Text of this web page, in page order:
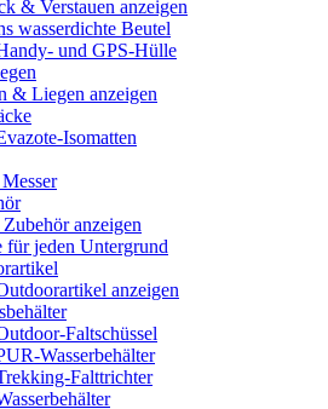
& Verstauen anzeigen
wasserdichte Beutel
und GPS-Hülle
& Liegen anzeigen
Isomatten
anzeigen
für jeden Untergrund
anzeigen
Faltschüssel
Wasserbehälter
Falttrichter